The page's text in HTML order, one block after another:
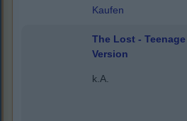
Kaufen
The Lost -
Version
k.A.